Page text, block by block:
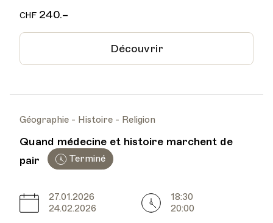
CHF240.–
Découvrir
Géographie - Histoire - Religion
Quand médecine et histoire marchent de
pair
Terminé
Date
27.01.2026
24.02.2026
Heure
18:30
20:00